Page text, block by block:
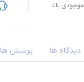
موجودی بالا
دیدگاه ها پرسش ها